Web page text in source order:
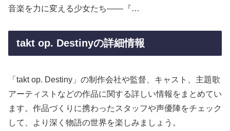
音楽を力に変える少女たち――『…
takt op. Destinyの詳細情報
「takt op. Destiny」の制作会社や監督、キャスト、主題歌
アーティストなどの作品に関する詳しい情報をまとめてい
ます。作品づくりに携わったスタッフや声優陣をチェック
して、より深く物語の世界を楽しみましょう。